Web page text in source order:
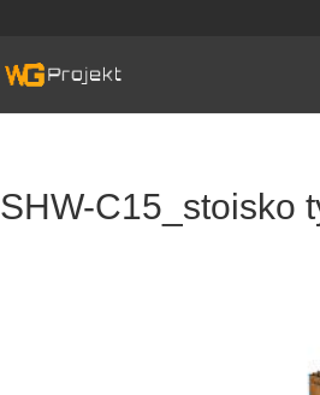
SHW-C15_stoisko